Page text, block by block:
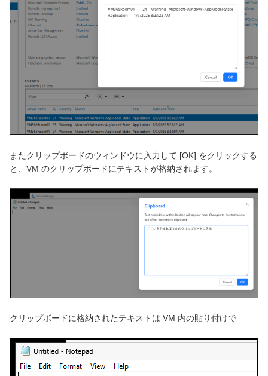
またクリップボードのウィンドウに入力して [OK] をクリックする
と、VM のクリップボードにテキストが格納されます。
クリップボードに格納されたテキストは VM 内の貼り付けで